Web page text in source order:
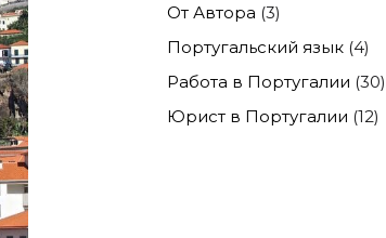
От Автора (3)
Португальский язык(4)
Работа в Португалии (30)
Юрист в Португалии (12)